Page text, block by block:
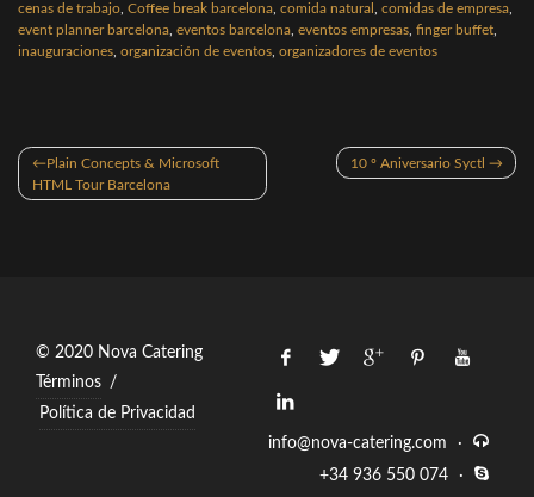
cenas de trabajo, Coffee break barcelona, comida natural , comidas de empresa,
event planner barcelona, eventos barcelona, eventos empresas, finger buffet,
inauguraciones, organización de eventos, organizadores de eventos
Navegación
de
entradas
Plain Concepts & Microsoft
HTML Tour Barcelona
10 º Aniversario Syctl
© 2020 Nova Catering
Términos /
Política de Privacidad
info@nova-catering.com
·
+34 936 550 074
·